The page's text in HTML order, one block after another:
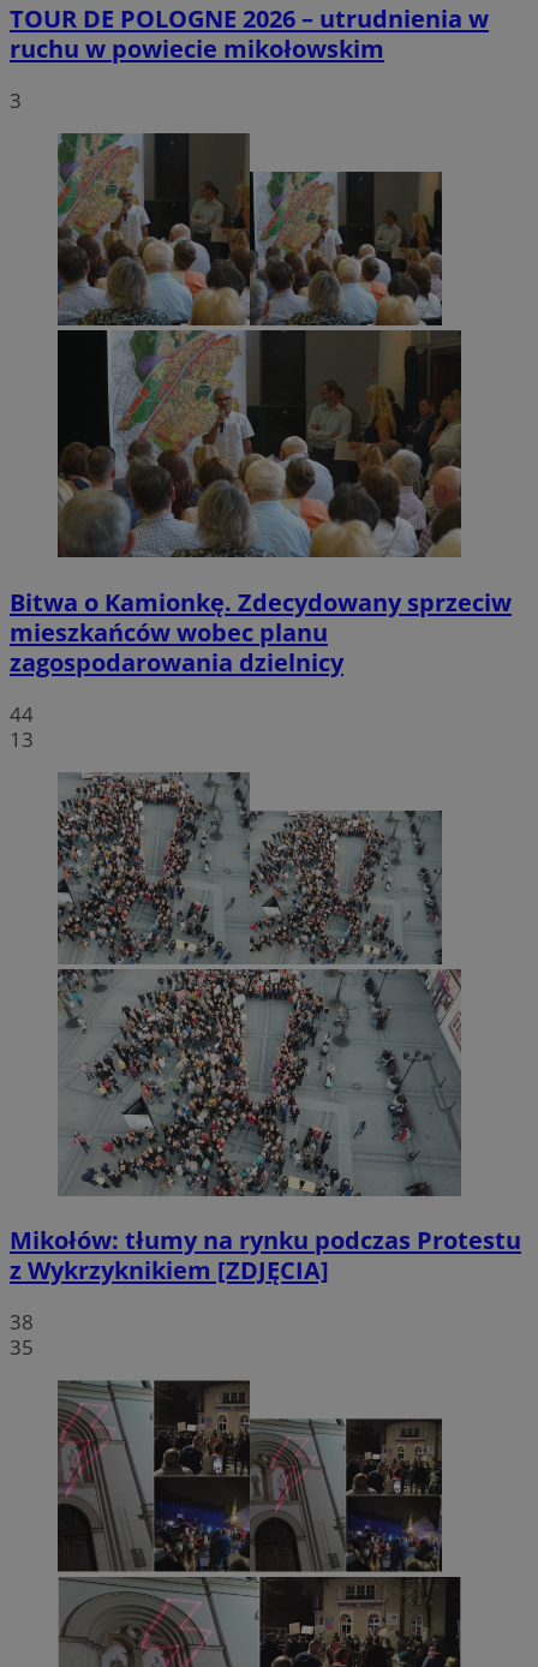
TOUR DE POLOGNE 2026 – utrudnienia w
ruchu w powiecie mikołowskim
3
Bitwa o Kamionkę. Zdecydowany sprzeciw
mieszkańców wobec planu
zagospodarowania dzielnicy
44
13
Mikołów: tłumy na rynku podczas Protestu
z Wykrzyknikiem [ZDJĘCIA]
38
35